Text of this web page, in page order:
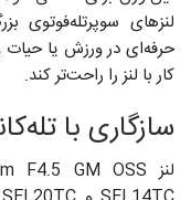
لنزهای سوپرتله‌فوتوی
حرفه‌ای در ورزش یا حیات
کار با لنز را راحت‌تر کند.
سازگاری با